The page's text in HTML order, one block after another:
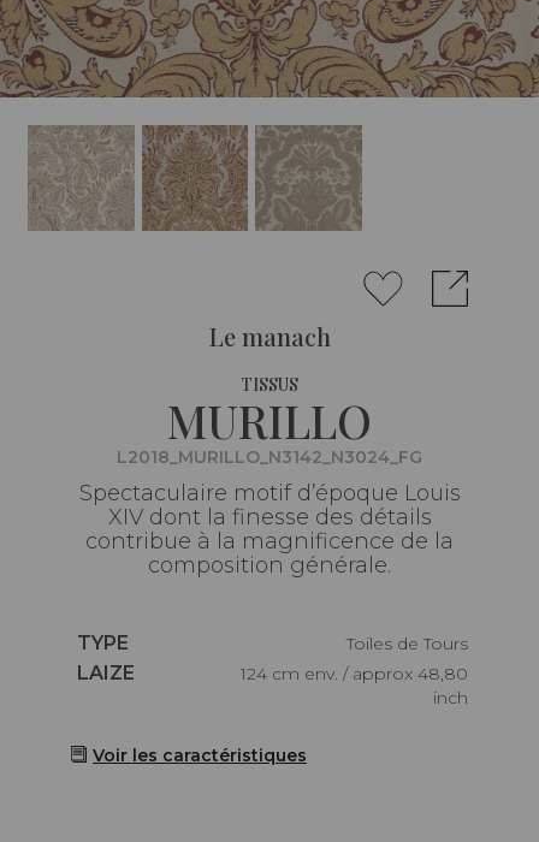
Le manach
TISSUS
MURILLO
L2018_MURILLO_N3142_N3024_FG
Spectaculaire motif d’époque Louis
XIV dont la finesse des détails
contribue à la magnificence de la
composition générale.
Caractéristiques
TYPE
Toiles de Tours
Caractéristiques
LAIZE
124 cm env. / approx 48,80
inch
Voir les caractéristiques